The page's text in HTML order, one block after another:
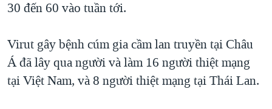
30 đến 60 vào tuần tới.
Virut gây bệnh cúm gia cầm lan truyền tại Châu
Á đã lây qua người và làm 16 người thiệt mạng
tại Việt Nam, và 8 người thiệt mạng tại Thái Lan.